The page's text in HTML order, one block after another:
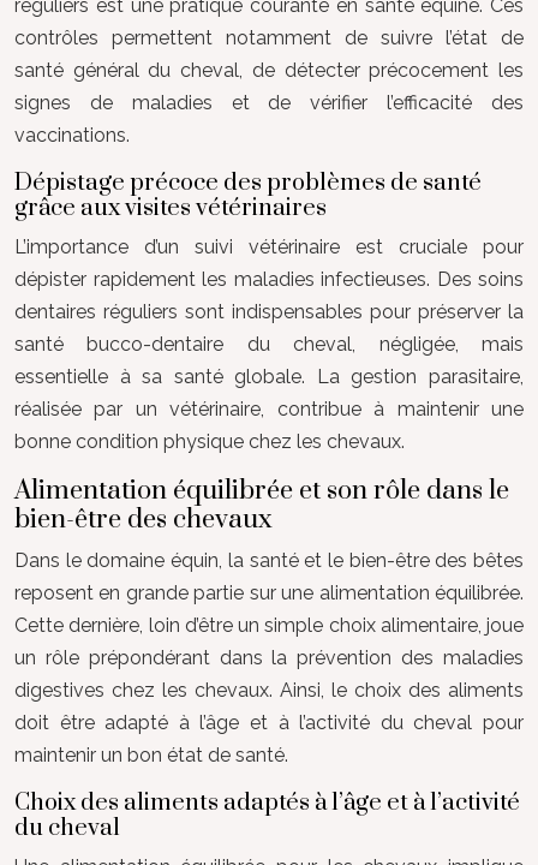
réguliers est une pratique courante en santé équine. Ces
contrôles permettent notamment de suivre l’état de
santé général du cheval, de détecter précocement les
signes de maladies et de vérifier l’efficacité des
vaccinations.
Dépistage précoce des problèmes de santé
grâce aux visites vétérinaires
L’importance d’un suivi vétérinaire est cruciale pour
dépister rapidement les maladies infectieuses. Des soins
dentaires réguliers sont indispensables pour préserver la
santé bucco-dentaire du cheval, négligée, mais
essentielle à sa santé globale. La gestion parasitaire,
réalisée par un vétérinaire, contribue à maintenir une
bonne condition physique chez les chevaux.
Alimentation équilibrée et son rôle dans le
bien-être des chevaux
Dans le domaine équin, la santé et le bien-être des bêtes
reposent en grande partie sur une alimentation équilibrée.
Cette dernière, loin d’être un simple choix alimentaire, joue
un rôle prépondérant dans la prévention des maladies
digestives chez les chevaux. Ainsi, le choix des aliments
doit être adapté à l’âge et à l’activité du cheval pour
maintenir un bon état de santé.
Choix des aliments adaptés à l’âge et à l’activité
du cheval